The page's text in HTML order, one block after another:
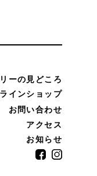
ーの見どころ
インショップ
お問い合わせ
アクセス
お知らせ